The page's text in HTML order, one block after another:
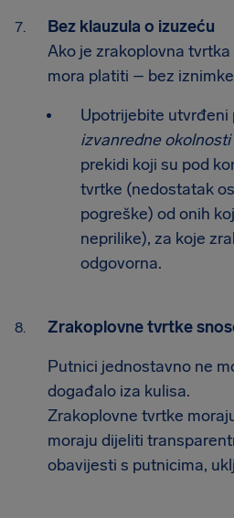
Bez klauzula o izuzeću
Ako je zrakoplovna
mora platiti – bez
Upotrijebite utvrđeni
izvanredne okolnosti
prekidi koji su pod
tvrtke (nedostatak
pogreške) od onih
neprilike), za koje
odgovorna.
Zrakoplovne tvrtke
Putnici jednostavno ne
događalo iza kulisa.
Zrakoplovne tvrtke
moraju dijeliti
obavijesti s putnicima,